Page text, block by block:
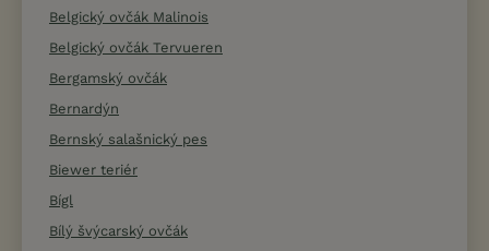
Belgický ovčák Malinois
Belgický ovčák Tervueren
Bergamský ovčák
Bernardýn
Bernský salašnický pes
Biewer teriér
Bígl
Bílý švýcarský ovčák